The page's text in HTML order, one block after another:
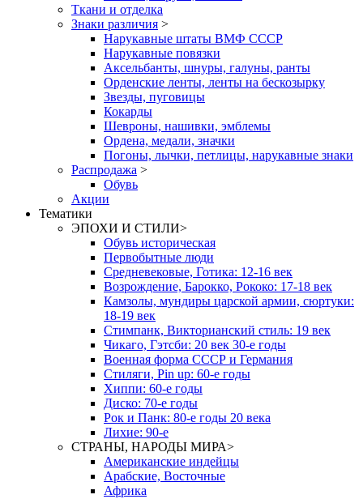
Ткани и отделка
Знаки различия >
Нарукавные штаты ВМФ СССР
Нарукавные повязки
Аксельбанты, шнуры, галуны, ранты
Орденские ленты, ленты на бескозырку
Звезды, пуговицы
Кокарды
Шевроны, нашивки, эмблемы
Ордена, медали, значки
Погоны, лычки, петлицы, нарукавные знаки
Распродажа >
Обувь
Акции
Тематики
ЭПОХИ И СТИЛИ>
Обувь историческая
Первобытные люди
Средневековые, Готика: 12-16 век
Возрождение, Барокко, Рококо: 17-18 век
Камзолы, мундиры царской армии, сюртуки:
18-19 век
Стимпанк, Викторианский стиль: 19 век
Чикаго, Гэтсби: 20 век 30-е годы
Военная форма СССР и Германия
Стиляги, Pin up: 60-е годы
Хиппи: 60-е годы
Диско: 70-е годы
Рок и Панк: 80-е годы 20 века
Лихие: 90-е
СТРАНЫ, НАРОДЫ МИРА>
Американские индейцы
Арабские, Восточные
Африка